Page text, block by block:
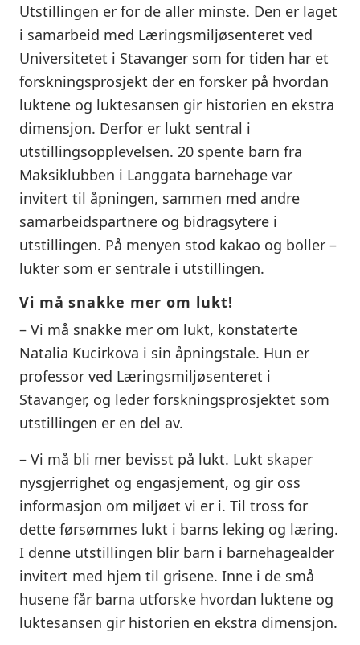
Utstillingen er for de aller minste. Den er laget
i samarbeid med Læringsmiljøsenteret ved
Universitetet i Stavanger som for tiden har et
forskningsprosjekt der en forsker på hvordan
luktene og luktesansen gir historien en ekstra
dimensjon. Derfor er lukt sentral i
utstillingsopplevelsen. 20 spente barn fra
Maksiklubben i Langgata barnehage var
invitert til åpningen, sammen med andre
samarbeidspartnere og bidragsytere i
utstillingen. På menyen stod kakao og boller –
lukter som er sentrale i utstillingen.
Vi må snakke mer om lukt!
– Vi må snakke mer om lukt, konstaterte
Natalia Kucirkova i sin åpningstale. Hun er
professor ved Læringsmiljøsenteret i
Stavanger, og leder forskningsprosjektet som
utstillingen er en del av.
– Vi må bli mer bevisst på lukt. Lukt skaper
nysgjerrighet og engasjement, og gir oss
informasjon om miljøet vi er i. Til tross for
dette førsømmes lukt i barns leking og læring.
I denne utstillingen blir barn i barnehagealder
invitert med hjem til grisene. Inne i de små
husene får barna utforske hvordan luktene og
luktesansen gir historien en ekstra dimensjon.